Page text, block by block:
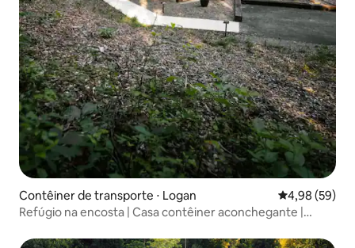
Contêiner de transporte ⋅ Logan 4,98 de uma
4,98 (59)
Refúgio na encosta | Casa contêiner aconchegante |